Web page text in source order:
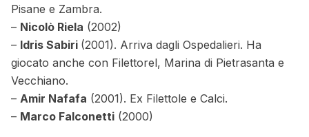
Pisane e Zambra.
– Nicolò Riela (2002)
– Idris Sabiri (2001). Arriva dagli Ospedalieri. Ha
giocato anche con Filettorel, Marina di Pietrasanta e
Vecchiano.
– Amir Nafafa (2001). Ex Filettole e Calci.
– Marco Falconetti (2000)